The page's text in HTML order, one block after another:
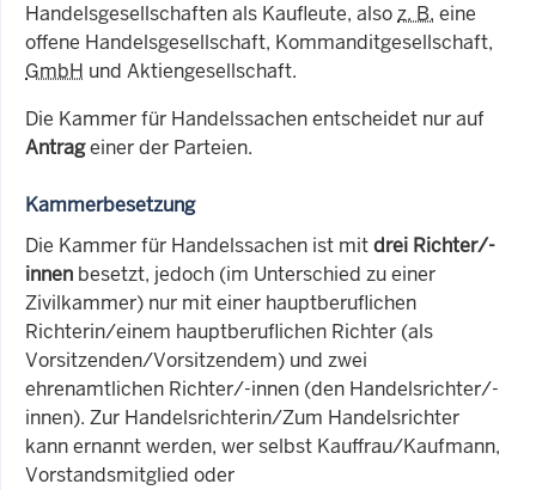
Handelsgesellschaften als Kaufleute, alsoz. B. eine
offene Handelsgesellschaft, Kommanditgesellschaft,
GmbH und Aktiengesellschaft.
Die Kammer für Handelssachen entscheidet nur auf
Antrageiner der Parteien.
Kammerbesetzung
Die Kammer für Handelssachen ist mitdrei Richter/-
innen besetzt, jedoch (im Unterschied zu einer
Zivilkammer) nur mit einer hauptberuflichen
Richterin/einem hauptberuflichen Richter (als
Vorsitzenden/Vorsitzendem) und zwei
ehrenamtlichen Richter/-innen (den Handelsrichter/-
innen). Zur Handelsrichterin/Zum Handelsrichter
kann ernannt werden, wer selbst Kauffrau/Kaufmann,
Vorstandsmitglied oder